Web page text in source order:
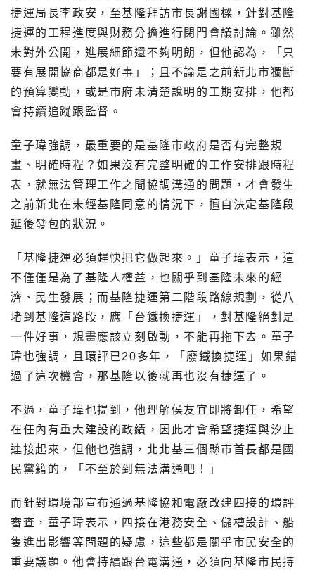
捷運局長李政安，至基隆拜訪市長謝國樑，針對基隆
捷運的工程進度與財務分擔進行閉門會議討論。雖然
未對外公開，進展細節還不夠明朗，但他認為，「只
要有展開協商都是好事」；且不論是之前新北市獨斷
的預算變動，或是市府未清楚說明的工期安排，他都
會持續追蹤跟監督。
童子瑋強調，最重要的是基隆市政府是否有完整規
畫、明確時程？如果沒有完整明確的工作安排跟時程
表，就無法管理工作之間協調溝通的問題，才會發生
之前新北在未經基隆同意的情況下，擅自決定基隆段
延後發包的狀況。
「基隆捷運必須趕快把它做起來。」童子瑋表示，這
不僅僅是為了基隆人權益，也關乎到基隆未來的經
濟、民生發展；而基隆捷運第二階段路線規劃，從八
堵到基隆這路段，應「台鐵換捷運」，對基隆絕對是
一件好事，規畫應該立刻啟動，不能再拖下去。童子
瑋也強調，且環評已20多年，「廢鐵換捷運」如果錯
過了這次機會，那基隆以後就再也沒有捷運了。
不過，童子瑋也提到，他理解侯友宜即將卸任，希望
在任內有重大建設的政績，因此才會希望捷運與汐止
連接起來，但他也強調，北北基三個縣市首長都是國
民黨籍的，「不至於到無法溝通吧！」
而針對環境部宣布通過基隆協和電廠改建四接的環評
審查，童子瑋表示，四接在港務安全、儲槽設計、船
隻進出影響等問題的疑慮，這些都是關乎市民安全的
重要議題。他會持續跟台電溝通，必須向基隆市民持